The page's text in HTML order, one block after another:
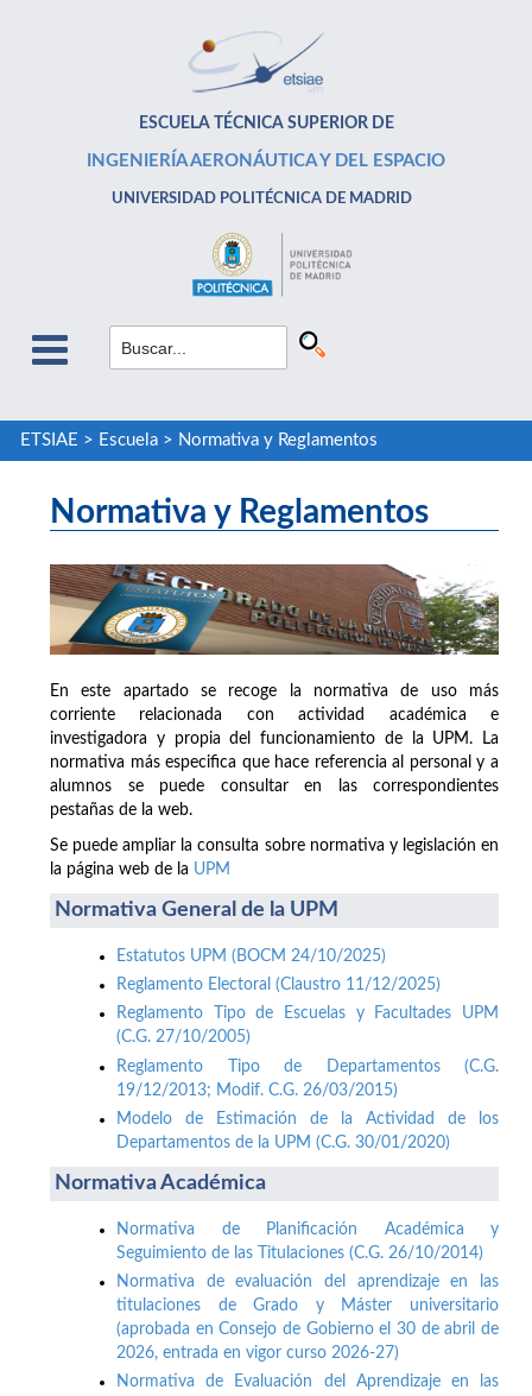
ESCUELA TÉCNICA SUPERIOR DE
INGENIERÍA AERONÁUTICA Y DEL ESPACIO
UNIVERSIDAD POLITÉCNICA DE MADRID
ETSIAE > Escuela> Normativa y Reglamentos
Normativa y Reglamentos
En este apartado se recoge la normativa de uso más
corriente relacionada con actividad académica e
investigadora y propia del funcionamiento de la UPM. La
normativa más especifica que hace referencia al personal y a
alumnos se puede consultar en las correspondientes
pestañas de la web.
Se puede ampliar la consulta sobre normativa y legislación en
la página web de la UPM
Normativa General de la UPM
Estatutos UPM (BOCM 24/10/2025)
Reglamento Electoral (Claustro 11/12/2025)
Reglamento Tipo de Escuelas y Facultades UPM
(C.G. 27/10/2005)
Reglamento Tipo de Departamentos (C.G.
19/12/2013; Modif. C.G. 26/03/2015)
Modelo de Estimación de la Actividad de los
Departamentos de la UPM (C.G. 30/01/2020)
Normativa Académica
Normativa de Planificación Académica y
Seguimiento de las Titulaciones (C.G. 26/10/2014)
Normativa de evaluación del aprendizaje en las
titulaciones de Grado y Máster universitario
(aprobada en Consejo de Gobierno el 30 de abril de
2026, entrada en vigor curso 2026-27)
Normativa de Evaluación del Aprendizaje en las